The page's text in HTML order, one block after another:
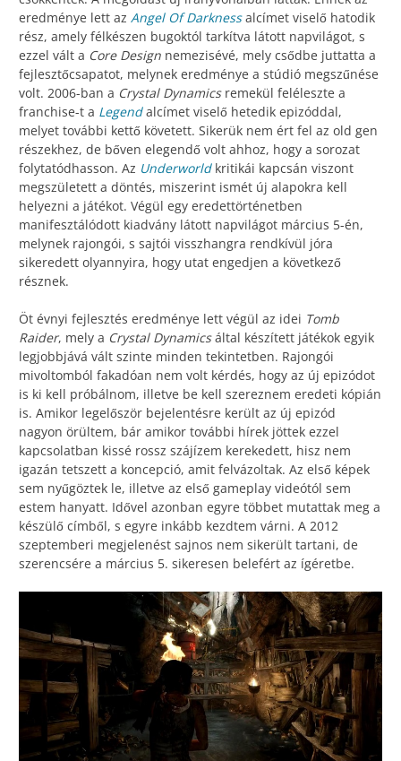
eredménye lett az Angel Of Darknessalcímet viselő hatodik
rész, amely félkészen bugoktól tarkítva látott napvilágot, s
ezzel vált a Core Design nemezisévé, mely csődbe juttatta a
fejlesztőcsapatot, melynek eredménye a stúdió megszűnése
volt. 2006-ban a Crystal Dynamicsremekül feléleszte a
franchise-t a Legendalcímet viselő hetedik epizóddal,
melyet további kettő követett. Sikerük nem ért fel az old gen
részekhez, de bőven elegendő volt ahhoz, hogy a sorozat
folytatódhasson. Az Underworldkritikái kapcsán viszont
megszületett a döntés, miszerint ismét új alapokra kell
helyezni a játékot. Végül egy eredettörténetben
manifesztálódott kiadvány látott napvilágot március 5-én,
melynek rajongói, s sajtói visszhangra rendkívül jóra
sikeredett olyannyira, hogy utat engedjen a következő
résznek.
Öt évnyi fejlesztés eredménye lett végül az idei Tomb
Raider, mely a Crystal Dynamicsáltal készített játékok egyik
legjobbjává vált szinte minden tekintetben. Rajongói
mivoltomból fakadóan nem volt kérdés, hogy az új epizódot
is ki kell próbálnom, illetve be kell szereznem eredeti kópián
is. Amikor legelőször bejelentésre került az új epizód
nagyon örültem, bár amikor további hírek jöttek ezzel
kapcsolatban kissé rossz szájízem kerekedett, hisz nem
igazán tetszett a koncepció, amit felvázoltak. Az első képek
sem nyűgöztek le, illetve az első gameplay videótól sem
estem hanyatt. Idővel azonban egyre többet mutattak meg a
készülő címből, s egyre inkább kezdtem várni. A 2012
szeptemberi megjelenést sajnos nem sikerült tartani, de
szerencsére a március 5. sikeresen belefért az ígéretbe.